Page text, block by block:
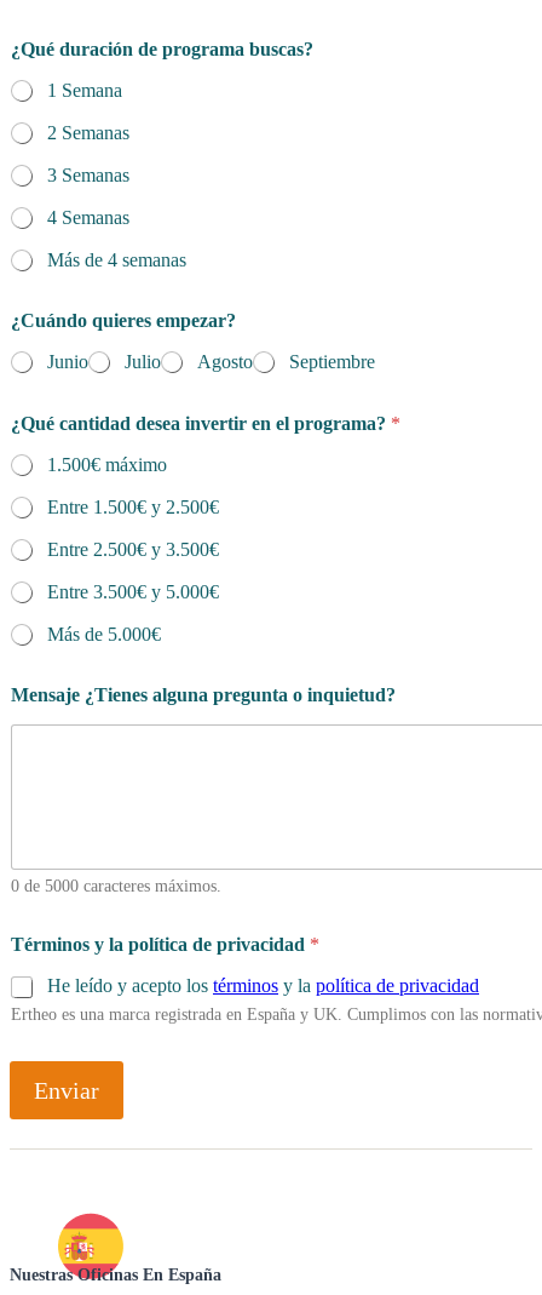
¿Qué duración de programa buscas?
1 Semana
2 Semanas
3 Semanas
4 Semanas
Más de 4 semanas
¿Cuándo quieres empezar?
Junio
Julio Agosto Septiembre
¿Qué cantidad desea invertir en el programa? *
1.500€ máximo
Entre 1.500€ y 2.500€
Entre 2.500€ y 3.500€
Entre 3.500€ y 5.000€
Más de 5.000€
Mensaje ¿Tienes alguna pregunta o inquietud?
0 de 5000 caracteres máximos.
Términos y la política de privacidad *
He leído y acepto los términos y la política de privacidad
Ertheo es una marca registrada en España y UK. Cumplimos con las
Enviar
Nuestras Oficinas En España